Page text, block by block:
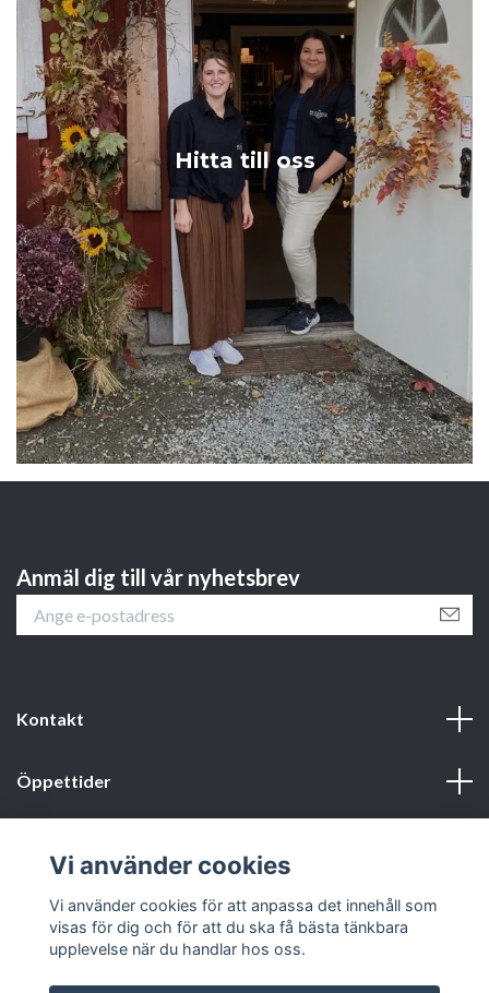
Hitta till oss
Anmäl dig till vår nyhetsbrev
Kontakt
Öppettider
Sociala medier
Vi använder cookies
Vi använder cookies för att anpassa det innehåll som
visas för dig och för att du ska få bästa tänkbara
upplevelse när du handlar hos oss.